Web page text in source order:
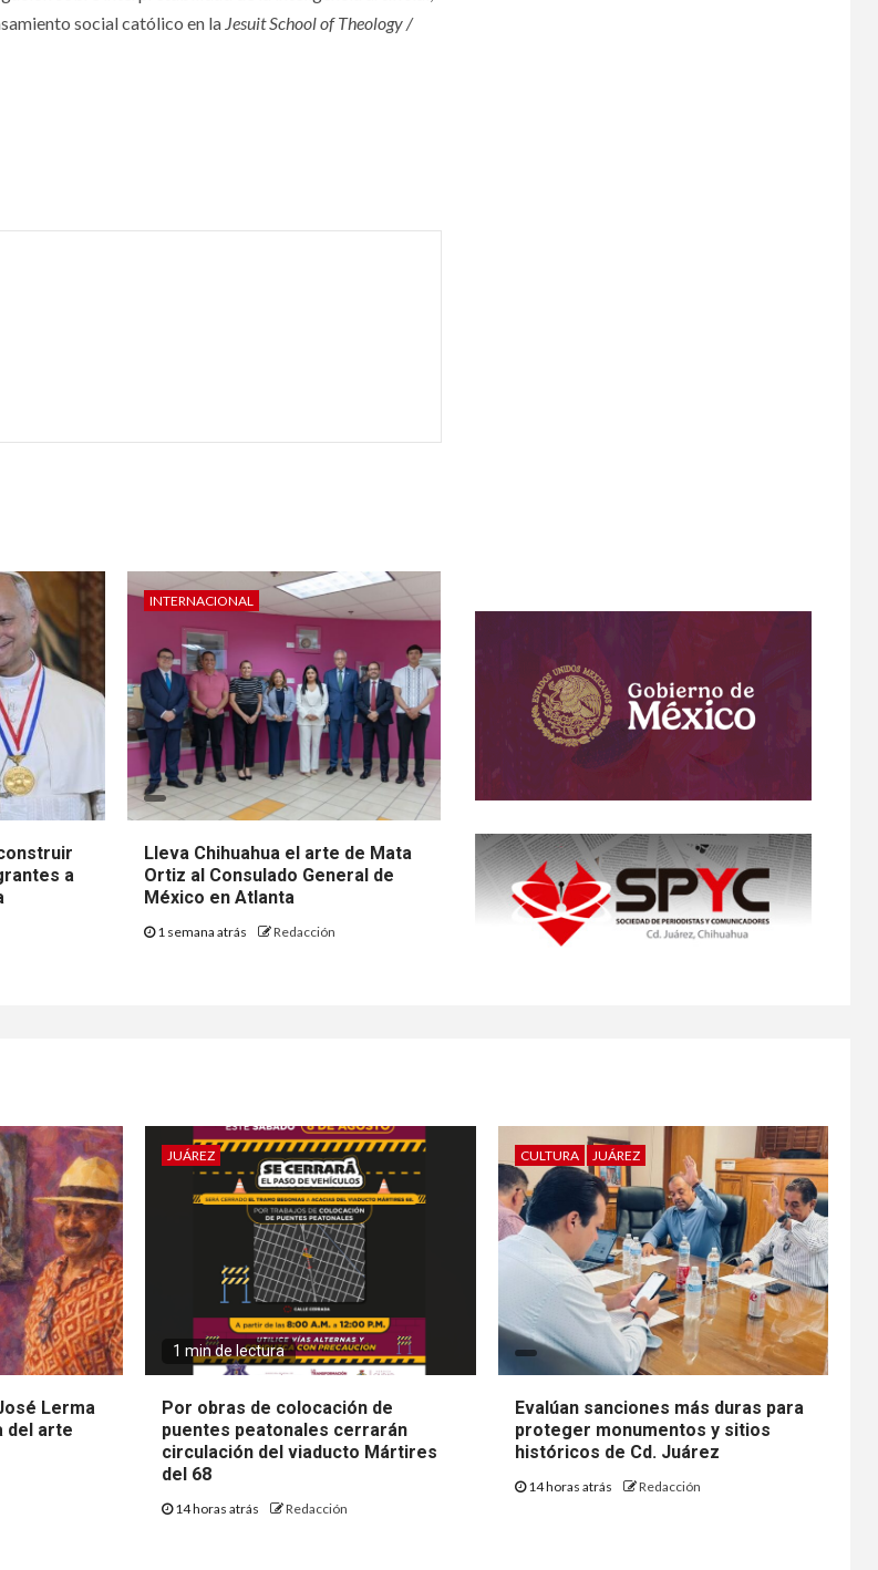
social católico en la Jesuit School of Theology /
a
INTERNACIONAL
Lleva Chihuahua el arte de Mata
Ortiz al Consulado General de
México en Atlanta
1 semana atrás Redacción
Lerma
del arte
JUÁREZ
1 min de lectura
Por obras de colocación de
puentes peatonales cerrarán
circulación del viaducto Mártires
del 68
14 horas atrás Redacción
CULTURA JUÁREZ
Evalúan sanciones más duras para
proteger monumentos y sitios
históricos de Cd. Juárez
14 horas atrás Redacción